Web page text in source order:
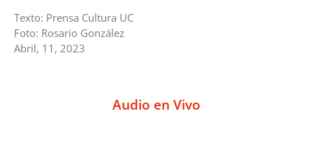
Texto: Prensa Cultura UC
Foto: Rosario González
Abril, 11, 2023
Audio en Vivo